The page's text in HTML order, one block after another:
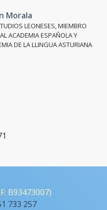
Morala
LEONESES, ​MIEMBRO
ACADEMIA ESPAÑOLA​ Y
DE LA LLINGUA ASTURIANA
B93473007)
733 257